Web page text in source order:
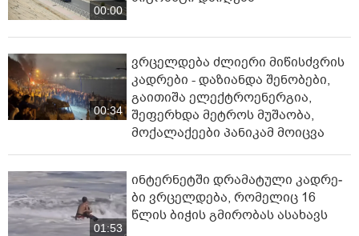
00:00
00:34
ვრცელდება ძლიერი მიწისძვრის
კადრები - დაზიანდა შენობები,
გაითიშა ელექტროენერგია,
შეფერხდა მეტროს მუშაობა,
მოქალაქეები პანიკამ მოიცვა
01:53
ინ­ტერ­ნეტ­ში დრა­მა­ტუ­ლი კად­რე­
ბი ვრცელდება, რომელიც 16
წლის ბიჭის გმირობას ასახავს